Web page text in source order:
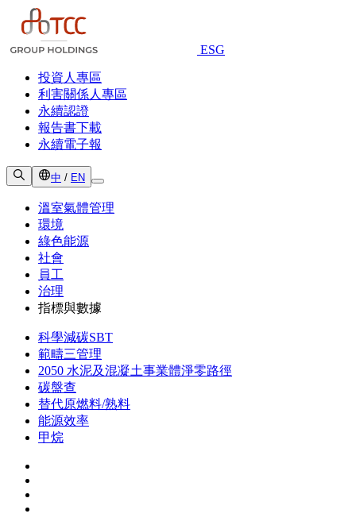
ESG
投資人專區
利害關係人專區
永續認證
報告書下載
永續電子報
中 / EN
溫室氣體管理
環境
綠色能源
社會
員工
治理
指標與數據
科學減碳SBT
範疇三管理
2050 水泥及混凝土事業體淨零路徑
碳盤查
替代原燃料/熟料
能源效率
甲烷